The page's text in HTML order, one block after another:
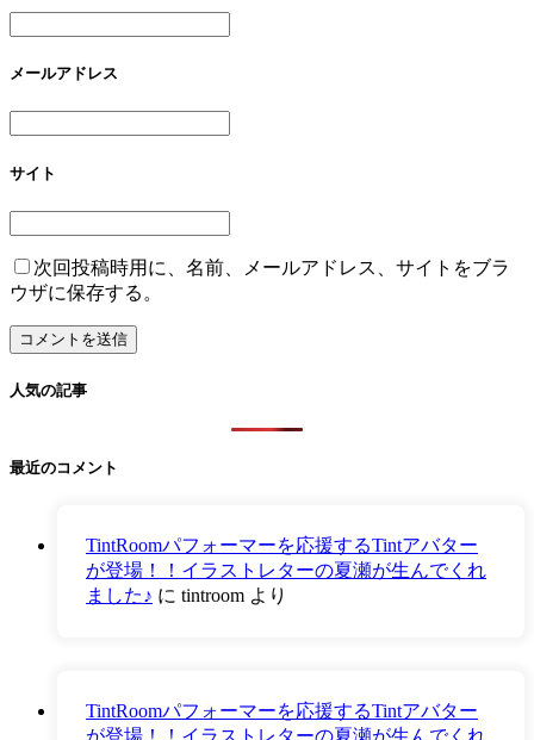
メールアドレス
サイト
次回投稿時用に、名前、メールアドレス、サイトをブラ
ウザに保存する。
人気の記事
最近のコメント
TintRoomパフォーマーを応援するTintアバター
が登場！！イラストレターの夏瀬が生んでくれ
ました♪ に tintroom より
TintRoomパフォーマーを応援するTintアバター